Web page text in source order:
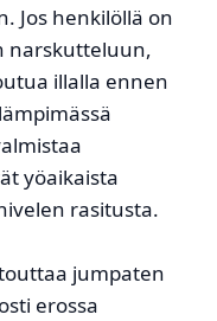
Jos henkilöllä on
narskutteluun,
illalla ennen
yöaikaista
rasitusta.
jumpaten
erossa